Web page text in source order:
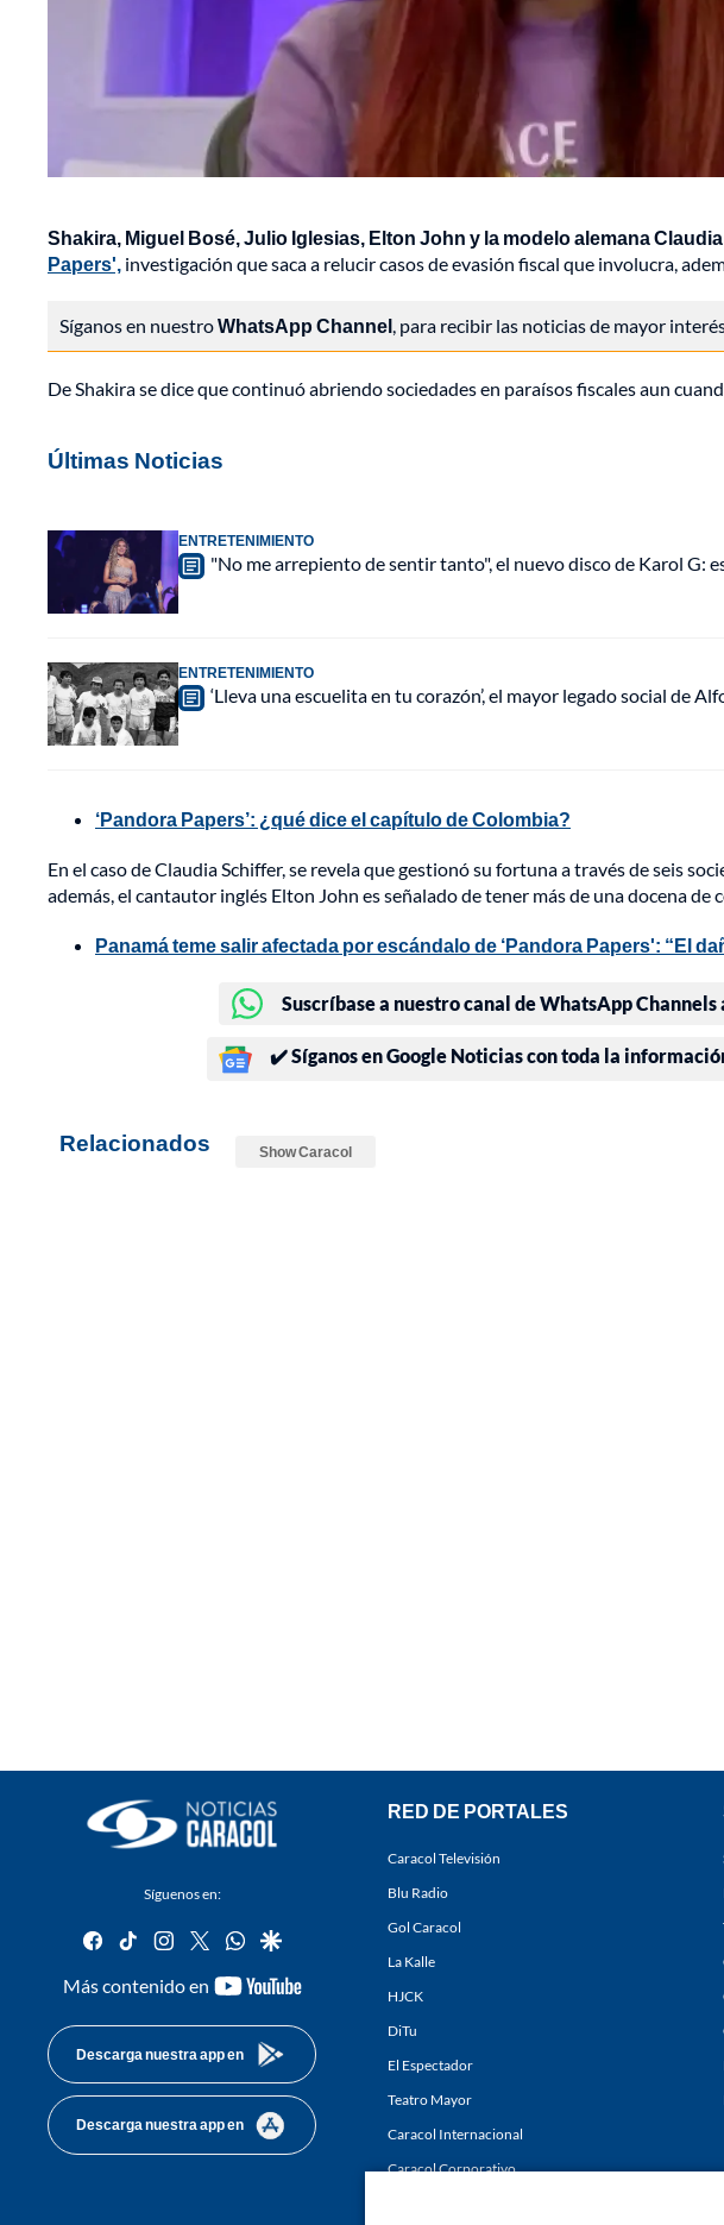
Shakira, Miguel Bosé, Julio Iglesias, Elton John y la modelo alemana
Papers', investigación que saca a relucir casos de evasión fiscal que involucra,
Síganos en nuestroWhatsApp Channel, para recibir las noticias de mayor
De Shakira se dice que continuó abriendo sociedades en paraísos fiscales aun
Últimas Noticias
ENTRETENIMIENTO
"No me arrepiento de sentir tanto", el nuevo disco de Karol G:
ENTRETENIMIENTO
‘Lleva una escuelita en tu corazón’, el mayor legado social de
‘Pandora Papers’: ¿qué dice el capítulo de Colombia?
En el caso de Claudia Schiffer, se revela que gestionó su fortuna a través de seis
además, el cantautor inglés Elton John es señalado de tener más de una docena de
Panamá teme salir afectada por escándalo de ‘Pandora Papers': “El
Suscríbase a nuestro canal de WhatsApp Channels
✔️ Síganos en Google Noticias con toda la
Relacionados Show Caracol
Síguenos en:
facebook
tiktok instagram
twitterwhatsapp
google
Más contenido en
youtube-
Descarga nuestra app en
Descarga nuestra app en
RED DE PORTALES
Caracol Televisión
Blu Radio
Gol Caracol
La Kalle
HJCK
DiTu
El Espectador
Teatro Mayor
Caracol Internacional
Caracol Corporativo